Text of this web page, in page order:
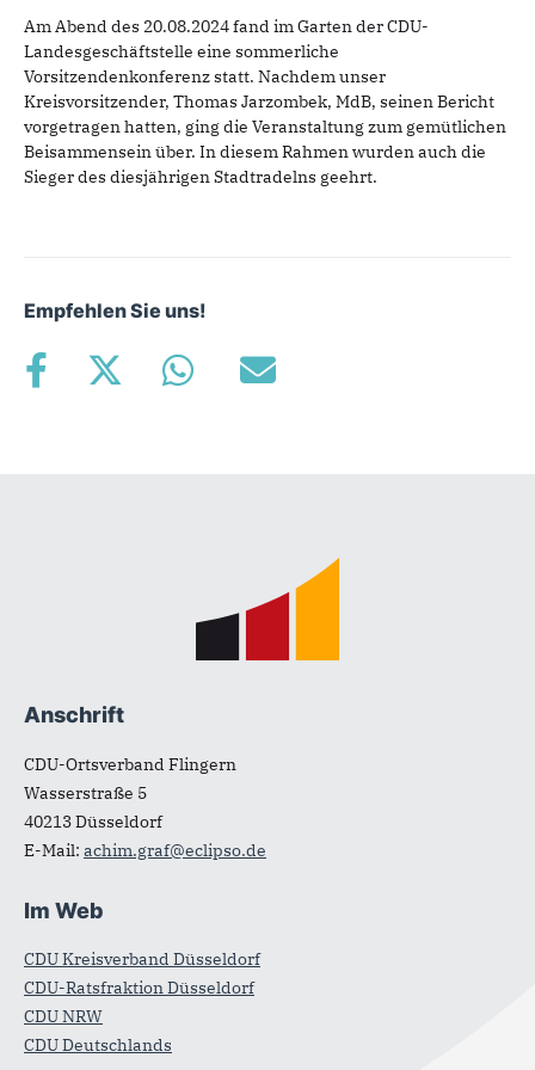
Am Abend des 20.08.2024 fand im Garten der CDU-
Landesgeschäftstelle eine sommerliche
Vorsitzendenkonferenz statt. Nachdem unser
Kreisvorsitzender, Thomas Jarzombek, MdB, seinen Bericht
vorgetragen hatten, ging die Veranstaltung zum gemütlichen
Beisammensein über. In diesem Rahmen wurden auch die
Sieger des diesjährigen Stadtradelns geehrt.
Empfehlen Sie uns!
Anschrift
CDU-Ortsverband Flingern
Wasserstraße 5
40213Düsseldorf
E-Mail: achim.graf@eclipso.de
Im Web
CDU Kreisverband Düsseldorf
CDU-Ratsfraktion Düsseldorf
CDU NRW
CDU Deutschlands